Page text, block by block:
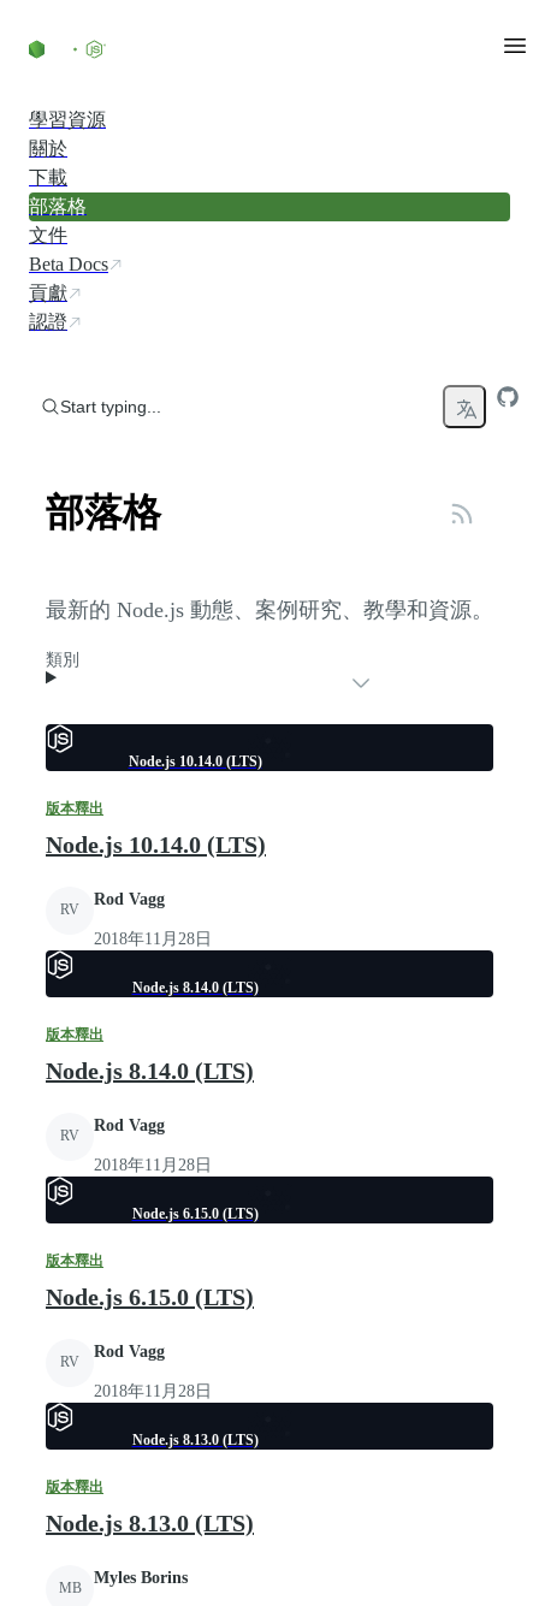
學習資源
關於
下載
部落格
文件
Beta Docs
貢獻
認證
Start typing...
部落格
最新的 Node.js 動態、案例研究、教學和資源。
類別
Node.js 10.14.0 (LTS)
版本釋出
Node.js 10.14.0 (LTS)
RV
Rod Vagg
2018年11月28日
Node.js 8.14.0 (LTS)
版本釋出
Node.js 8.14.0 (LTS)
RV
Rod Vagg
2018年11月28日
Node.js 6.15.0 (LTS)
版本釋出
Node.js 6.15.0 (LTS)
RV
Rod Vagg
2018年11月28日
Node.js 8.13.0 (LTS)
版本釋出
Node.js 8.13.0 (LTS)
MB
Myles Borins